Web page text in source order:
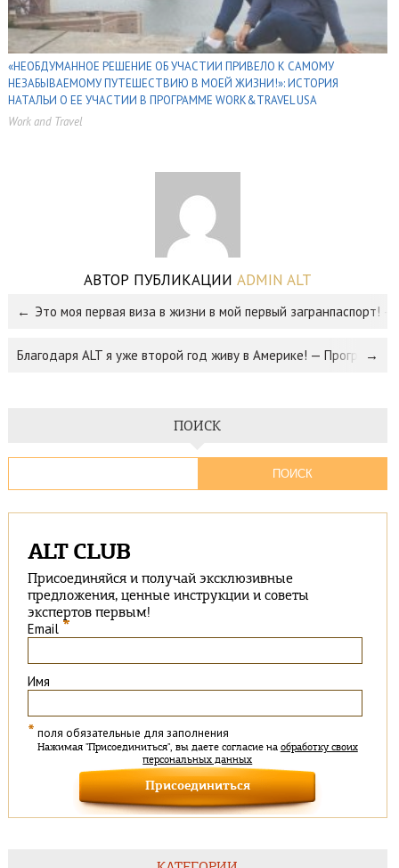
«НЕОБДУМАННОЕ РЕШЕНИЕ ОБ УЧАСТИИ ПРИВЕЛО К САМОМУ
НЕЗАБЫВАЕМОМУ ПУТЕШЕСТВИЮ В МОЕЙ ЖИЗНИ!»: ИСТОРИЯ
НАТАЛЬИ О ЕЕ УЧАСТИИ В ПРОГРАММЕ WORK&TRAVEL USA
Work and Travel
АВТОР ПУБЛИКАЦИИ ADMIN ALT
Это моя первая виза в жизни в мой первый загранпаспорт!
Благодаря ALT я уже второй год живу в Америке! — Программа
ПОИСК
ALT CLUB
Присоединяйся и получай эксклюзивные
предложения, ценные инструкции и советы
экспертов первым!
Email *
Имя
* поля обязательные для заполнения
Нажимая "Присоединиться", вы даете согласие на обработку своих
персональных данных